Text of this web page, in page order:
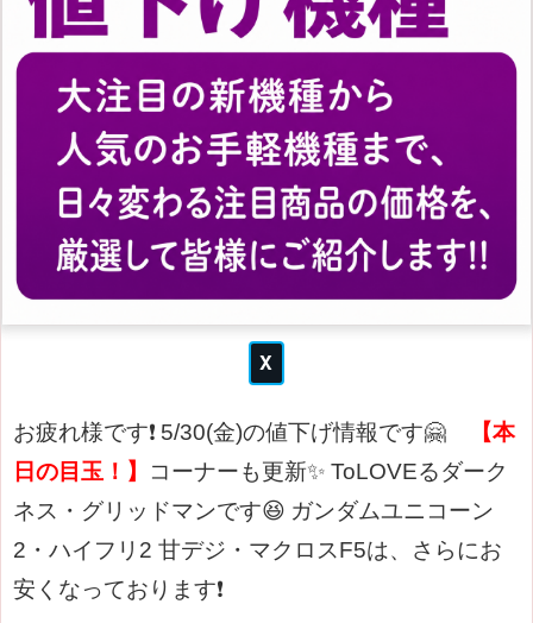
お疲れ様です❗ 5/30(金)の値下げ情報です🤗
【本
日の目玉！】
コーナーも更新✨ ToLOVEるダーク
ネス・グリッドマンです😆 ガンダムユニコーン
2・ハイフリ2 甘デジ・マクロスF5は、さらにお
安くなっております❗